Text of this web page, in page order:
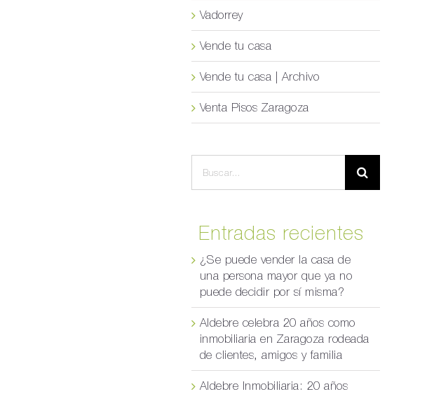
Vadorrey
Vende tu casa
Vende tu casa | Archivo
Venta Pisos Zaragoza
Entradas recientes
¿Se puede vender la casa de
una persona mayor que ya no
puede decidir por sí misma?
Aldebre celebra 20 años como
inmobiliaria en Zaragoza rodeada
de clientes, amigos y familia
Aldebre Inmobiliaria: 20 años